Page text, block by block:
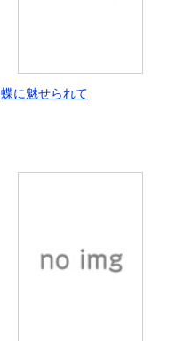
蝶に魅せられて